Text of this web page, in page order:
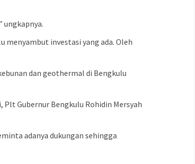
ungkapnya.
menyambut investasi yang ada. Oleh
dan geothermal di Bengkulu
Gubernur Bengkulu Rohidin Mersyah
adanya dukungan sehingga